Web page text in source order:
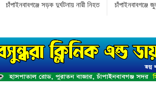
চাঁপাইনবাবগঞ্জে সড়ক দুর্ঘটনায় নারী নিহত চাঁপাইনবাবগঞ্জে